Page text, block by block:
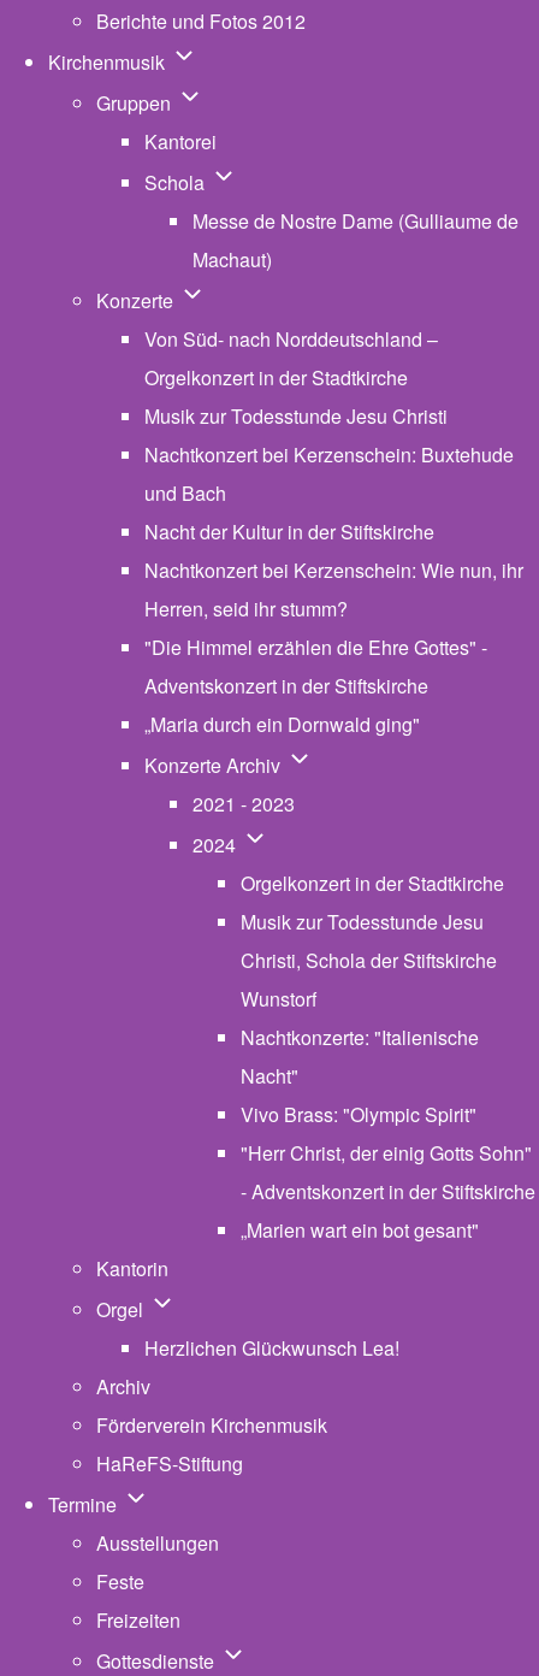
Berichte und Fotos 2012
Kirchenmusik Unternavigation von Kirchenmusik
Gruppen Unternavigation von Gruppen
Kantorei
Schola Unternavigation von Schola
Messe de Nostre Dame (Gulliaume de
Machaut)
Konzerte Unternavigation von Konzerte
Von Süd- nach Norddeutschland –
Orgelkonzert in der Stadtkirche
Musik zur Todesstunde Jesu Christi
Nachtkonzert bei Kerzenschein: Buxtehude
und Bach
Nacht der Kultur in der Stiftskirche
Nachtkonzert bei Kerzenschein: Wie nun, ihr
Herren, seid ihr stumm?
"Die Himmel erzählen die Ehre Gottes" -
Adventskonzert in der Stiftskirche
„Maria durch ein Dornwald ging"
Konzerte Archiv Unternavigation von
2021 - 2023
2024 Unternavigation von 2024
Orgelkonzert in der Stadtkirche
Musik zur Todesstunde Jesu
Christi, Schola der Stiftskirche
Wunstorf
Nachtkonzerte: "Italienische
Nacht"
Vivo Brass: "Olympic Spirit"
"Herr Christ, der einig Gotts Sohn"
- Adventskonzert in der Stiftskirche
„Marien wart ein bot gesant"
Kantorin
Orgel Unternavigation von Orgel
Herzlichen Glückwunsch Lea!
Archiv
Förderverein Kirchenmusik
HaReFS-Stiftung
Termine Unternavigation von Termine
Ausstellungen
Feste
Freizeiten
Gottesdienste Unternavigation von Gottesdienste